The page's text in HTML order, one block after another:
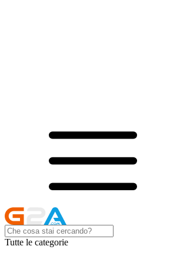
Tutte le categorie